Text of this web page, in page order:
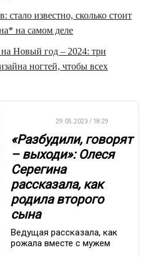
известно, сколько стоит
на самом деле
Новый год – 2024: три
ногтей, чтобы всех
29.05.2023 / 18:29
«Разбудили, говорят
– выходи»: Олеся
Серегина
рассказала, как
родила второго
сына
Ведущая рассказала, как
рожала вместе с мужем